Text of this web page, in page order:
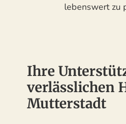
lebenswert zu
Ihre
verlässlichen
Mutterstadt